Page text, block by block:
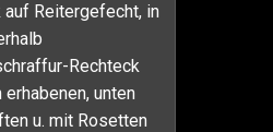
Reitergefecht, in
Rechteck
unten
u. mit Rosetten